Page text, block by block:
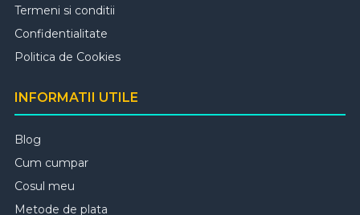
Termeni si conditii
Confidentialitate
Politica de Cookies
INFORMATII UTILE
Blog
Cum cumpar
Cosul meu
Metode de plata